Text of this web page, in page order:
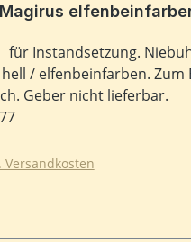
Instandsetzung.
/ elfenbeinfarben. Zum
Geber nicht lieferbar.
Versandkosten